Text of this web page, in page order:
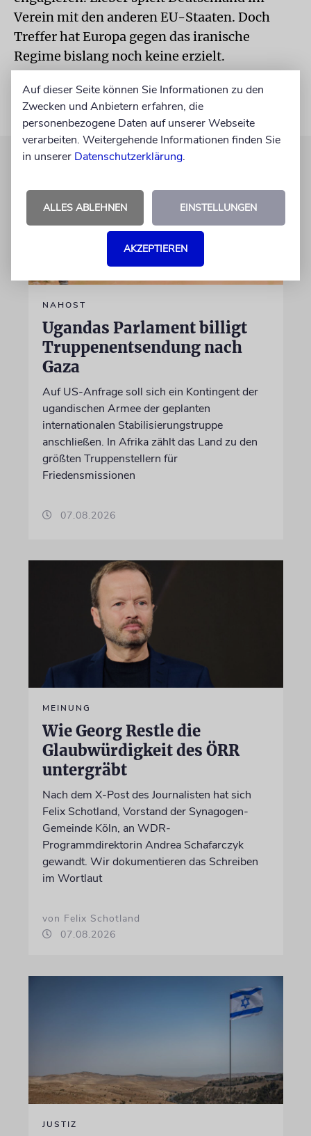
Verein mit den anderen EU-Staaten. Doch
Treffer hat Europa gegen das iranische
Regime bislang noch keine erzielt.
NAHOST
Ugandas Parlament billigt
Truppenentsendung nach
Gaza
Auf US-Anfrage soll sich ein Kontingent der
ugandischen Armee der geplanten
internationalen Stabilisierungstruppe
anschließen. In Afrika zählt das Land zu den
größten Truppenstellern für
Friedensmissionen
07.08.2026
MEINUNG
Wie Georg Restle die
Glaubwürdigkeit des ÖRR
untergräbt
Nach dem X-Post des Journalisten hat sich
Felix Schotland, Vorstand der Synagogen-
Gemeinde Köln, an WDR-
Programmdirektorin Andrea Schafarczyk
gewandt. Wir dokumentieren das Schreiben
im Wortlaut
von Felix Schotland
07.08.2026
JUSTIZ
Auf dieser Seite können Sie Informationen zu den
Zwecken und Anbietern erfahren, die
personenbezogene Daten auf unserer Webseite
verarbeiten. Weitergehende Informationen finden Sie
in unserer Datenschutzerklärung.
ALLES ABLEHNEN EINSTELLUNGEN
AKZEPTIEREN